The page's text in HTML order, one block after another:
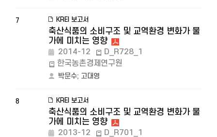
7 KREI 보고서
축산식품의 소비구조 및 교역환경 변화가 물
가에 미치는 영향
2014-12
D_R728_1
한국농촌경제연구원
박문수; 고대영
8 KREI 보고서
축산식품의 소비구조 및 교역환경 변화가 물
가에 미치는 영향
2013-12 D_R701_1